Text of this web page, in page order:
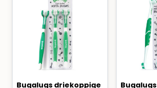
Bugalugs driekoppige
Bugalugs